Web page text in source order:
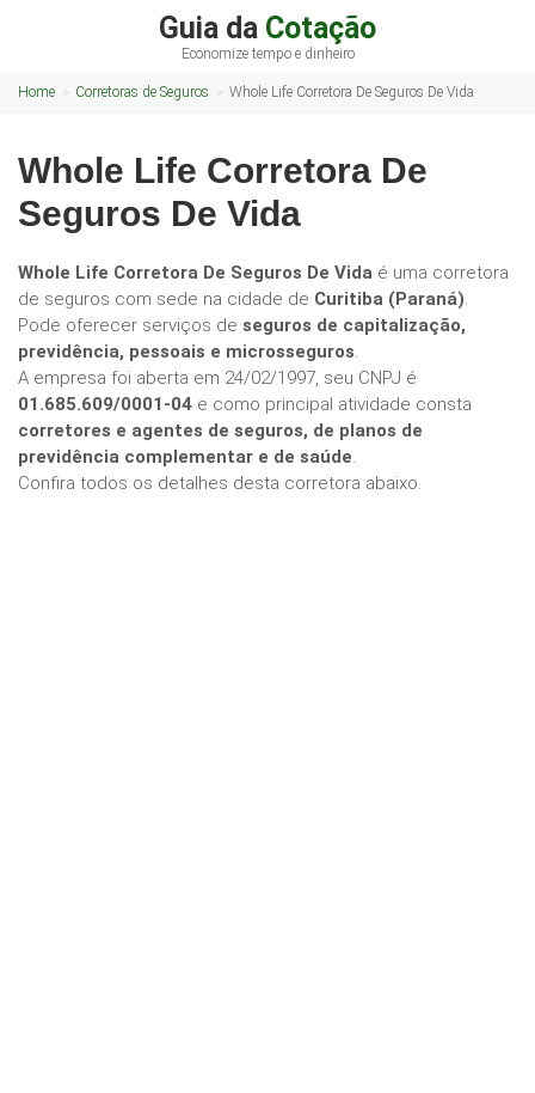
Guia da Cotação
Economize tempo e dinheiro
Home Corretoras de Seguros Whole Life Corretora De Seguros De Vida
Whole Life Corretora De
Seguros De Vida
Whole Life Corretora De Seguros De Vida é uma corretora
de seguros com sede na cidade de Curitiba (Paraná).
Pode oferecer serviços de seguros de capitalização,
previdência, pessoais e microsseguros.
A empresa foi aberta em 24/02/1997, seu CNPJ é
01.685.609/0001-04 e como principal atividade consta
corretores e agentes de seguros, de planos de
previdência complementar e de saúde.
Confira todos os detalhes desta corretora abaixo.